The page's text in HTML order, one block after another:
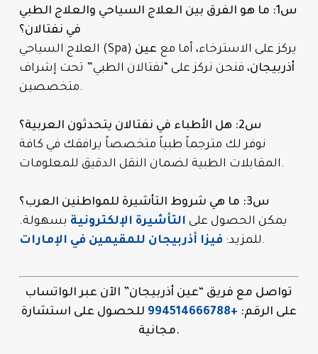
س1: ما هو الفرق بين العلاج السياحي والعلاج الطبي
في نفتالان؟
العلاج السياحي (Spa) يركز على الاسترخاء، أما مع عين
أذربيجان، فنحن نركز على “نفتالان الطبي” تحت إشراف
متخصصين.
س2: هل الأطباء في نفتالان يتحدثون العربية؟
نوفر لك مترجماً طبياً متخصصاً يرافقك في كافة
المقابلات الطبية لضمان النقل الدقيق للمعلومات.
س3: ما هي شروط التأشيرة للمواطنين العرب؟
يمكن الحصول على التأشيرة الإلكترونية بسهولة.
للمزيد: فيزا أذربيجان للمقيمين في الإمارات .
تواصل مع فريق “عين أذربيجان” الآن عبر الواتساب
على الرقم: +994514666788
للحصول على استشارة
مجانية.